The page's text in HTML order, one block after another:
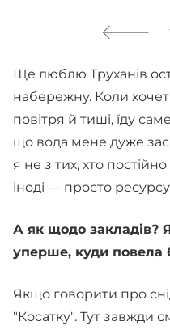
Ще люблю Труханів
набережну. Коли
повітря й тиші, їду
що вода мене дуже
я не з тих, хто постійно
іноді — просто
А як щодо закладів?
уперше, куди повела
Якщо говорити про
"Косатку". Тут завжди